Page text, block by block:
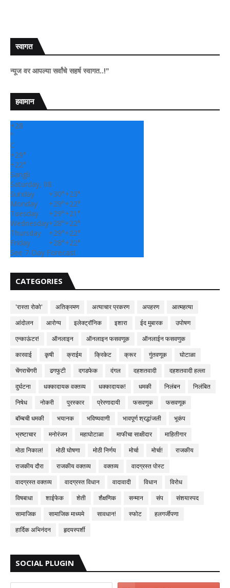
स्वागत
सर्वांचे सहर्ष स्वागत..!"
हवामान
+28
°
C
+29°
+22°
Sangli
Saturday, 08
Sunday
+30°+23°
Monday
+29°+22°
Tuesday
+29°+21°
Wednesday+28°+22°
Thursday
+29°+22°
Friday
+28°+22°
See 7-Day Forecast
CATEGORIES
'रास्ता रोको' अतिक्रमण अत्याचार प्रकरण अपहरण
आत्महत्या
आंदोलन
आरोग्य इलेक्ट्रॉनिक इशारा ईद मुबारक
उपोषण
एन्काऊंटर!
ऑनलाइन ऑनलाइन फसवणूक
ऑनलाईन फसवणुक
कारवाई
कृषी क्राईम क्रिकेट क्रूर गुंतवणूक
घोटाळा
चेंगराचेंगरी
ढगफुटी दगडफेक दंगल दहशतवादी
दहशतवादी हल्ला
दुर्घटना
धक्कादायक वक्तव्य धक्कादायक! धमकी निलंबन
निलंबित
निषेध
नोकरी पुरस्कार प्रेरणादायी फसवणुक
फसवणूक
बॉम्बची धमकी
भयानक भविष्यवाणी भावपूर्ण श्रद्धांजली
भूकंप
भ्रष्टाचार
मनोरंजन महाघोटाळा माफीचा साक्षीदार
माहितीगार
मोठा निकाल!
मोठी घोषणा मोठी निर्णय मोर्चा मोर्चा!
राजकीय
राजकीय दौरा
राजकीय वक्तव्य वक्तव्य
वादग्रस्त पोस्ट
वादग्रस्त वक्तव्य
वादग्रस्त विधान वादावादी विधान
विरोध
विषबाधा
शाईफेक शेती शैक्षणिक सन्मान संप
संशयास्पद
सामाजिक
सामाजिक माध्यमे सावधान! स्फोट
हलगर्जीपणा
हार्दिक अभिनंदन
हृदयस्पर्शी
SOCIAL PLUGIN